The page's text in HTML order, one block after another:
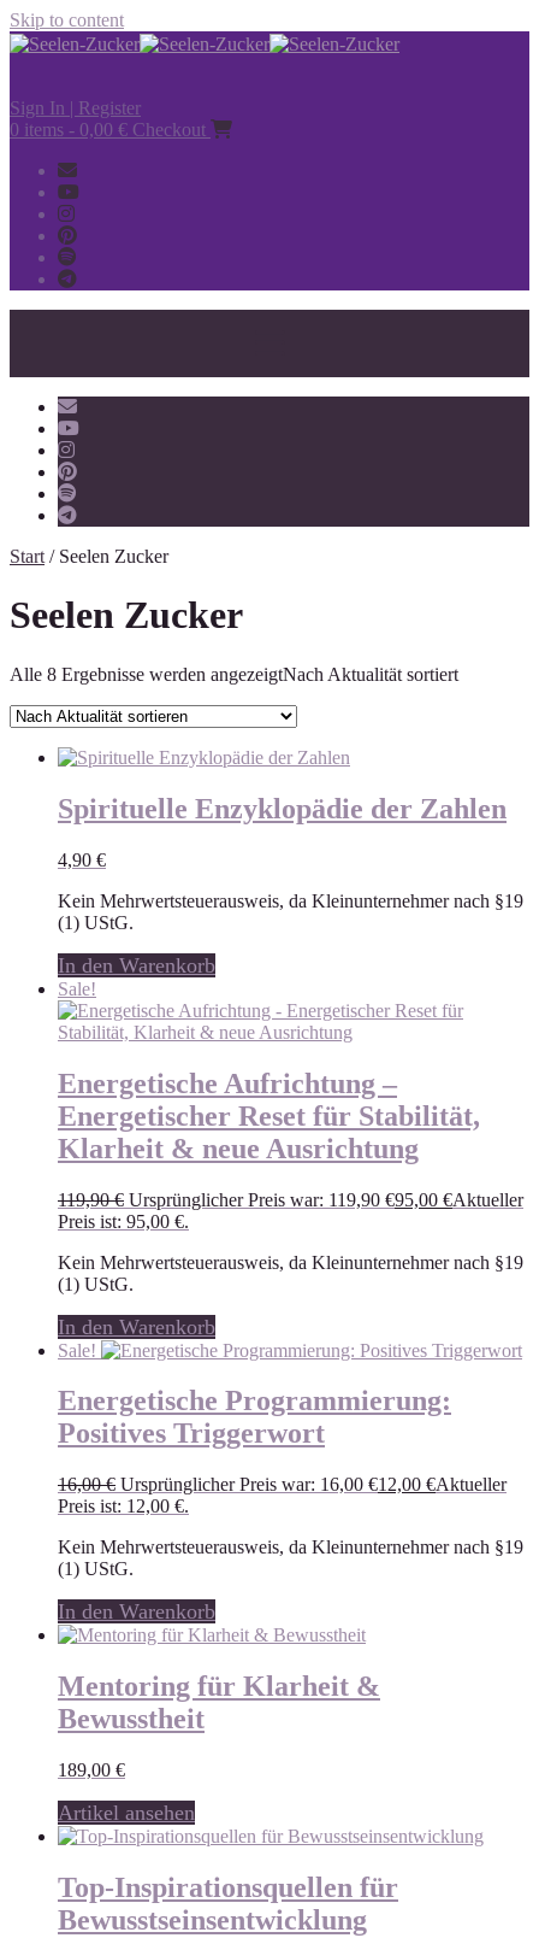
Skip to content
Sign In | Register
0 items - 0,00 € Checkout
Start / Seelen Zucker
Seelen Zucker
Alle 8 Ergebnisse werden angezeigtNach Aktualität sortiert
Spirituelle Enzyklopädie der Zahlen
4,90 €
Kein Mehrwertsteuerausweis, da Kleinunternehmer nach §19
(1) UStG.
In den Warenkorb
Sale!
Energetische Aufrichtung –
Energetischer Reset für Stabilität,
Klarheit & neue Ausrichtung
119,90€ Ursprünglicher Preis war: 119,90 €95,00 €Aktueller
Preis ist: 95,00 €.
Kein Mehrwertsteuerausweis, da Kleinunternehmer nach §19
(1) UStG.
In den Warenkorb
Sale!
Energetische Programmierung:
Positives Triggerwort
16,00€ Ursprünglicher Preis war: 16,00 €12,00 €Aktueller
Preis ist: 12,00 €.
Kein Mehrwertsteuerausweis, da Kleinunternehmer nach §19
(1) UStG.
In den Warenkorb
Mentoring für Klarheit &
Bewusstheit
189,00 €
Artikel ansehen
Top-Inspirationsquellen für
Bewusstseinsentwicklung